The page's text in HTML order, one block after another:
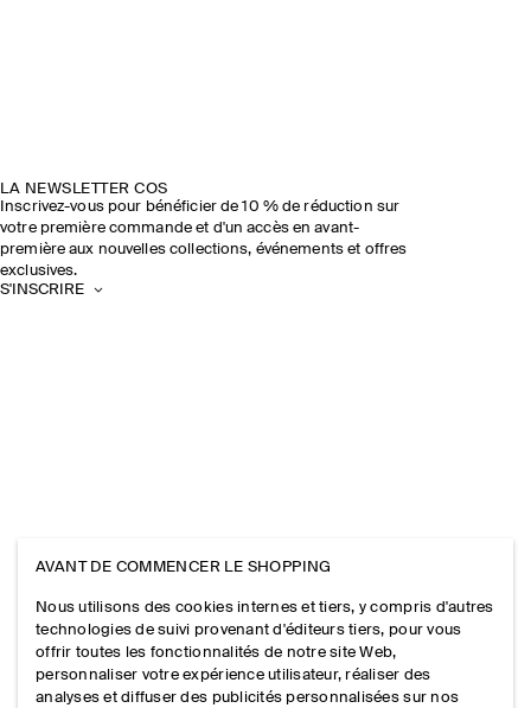
LA NEWSLETTER COS
Inscrivez-vous pour bénéficier de 10 % de réduction sur
votre première commande et d'un accès en avant-
première aux nouvelles collections, événements et offres
exclusives.
S'INSCRIRE
AVANT DE COMMENCER LE SHOPPING
Nous utilisons des cookies internes et tiers, y compris d'autres
technologies de suivi provenant d'éditeurs tiers, pour vous
offrir toutes les fonctionnalités de notre site Web,
personnaliser votre expérience utilisateur, réaliser des
analyses et diffuser des publicités personnalisées sur nos